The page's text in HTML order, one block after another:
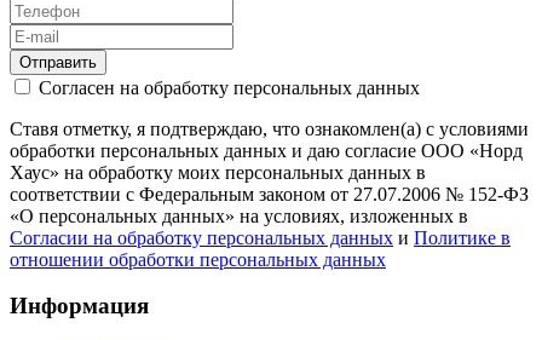
Отправить
Согласен на обработку персональных данных
Ставя отметку, я подтверждаю, что ознакомлен(а) с условиями
обработки персональных данных и даю согласие ООО «Норд
Хаус» на обработку моих персональных данных в
соответствии с Федеральным законом от 27.07.2006 № 152-ФЗ
«О персональных данных» на условиях, изложенных в
Согласии на обработку персональных данных и Политике в
отношении обработки персональных данных
Информация